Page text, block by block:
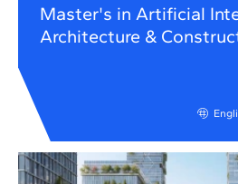
Master's in Artificial
Architecture &